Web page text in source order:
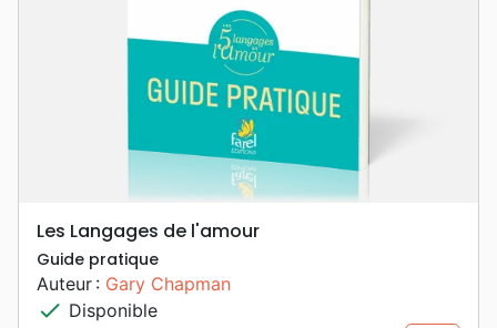
Les Langages de l'amour
Guide pratique
Auteur : Gary Chapman
check Disponible